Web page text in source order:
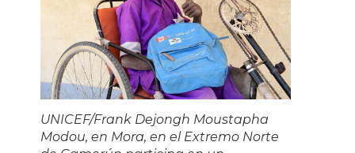
UNICEF/Frank Dejongh Moustapha
Modou, en Mora, en el Extremo Norte